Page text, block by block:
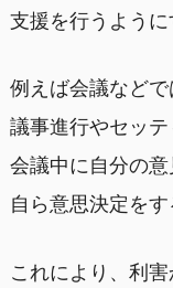
支援を行うように
例えば会議などで
議事進行やセッ
会議中に自分の意
自ら意思決定をす
これにより、利